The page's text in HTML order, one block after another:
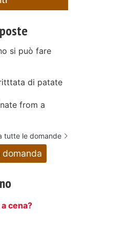
si può fare
di patate
from a
tutte le domande
domanda
cena?